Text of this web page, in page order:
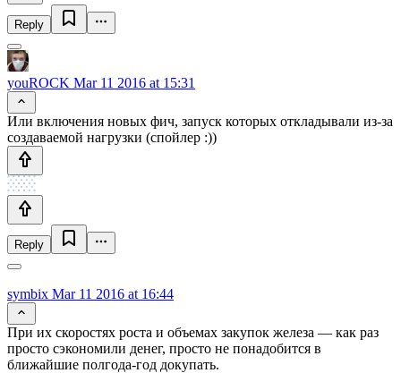
Reply
youROCK Mar 11 2016 at 15:31
Или включения новых фич, запуск которых откладывали из-за
создаваемой нагрузки (спойлер :))
Reply
symbix Mar 11 2016 at 16:44
При их скоростях роста и объемах закупок железа — как раз
просто сэкономили денег, просто не понадобится в
ближайшие полгода-год докупать.